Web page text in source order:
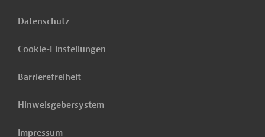
Datenschutz
Cookie-Einstellungen
Barrierefreiheit
Hinweisgebersystem
Impressum